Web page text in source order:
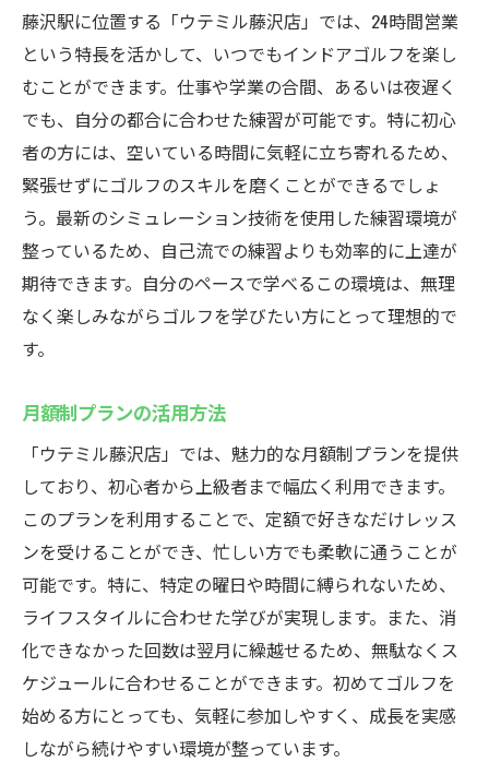
藤沢駅に位置する「ウテミル藤沢店」では、24時間営業
という特長を活かして、いつでもインドアゴルフを楽し
むことができます。仕事や学業の合間、あるいは夜遅く
でも、自分の都合に合わせた練習が可能です。特に初心
者の方には、空いている時間に気軽に立ち寄れるため、
緊張せずにゴルフのスキルを磨くことができるでしょ
う。最新のシミュレーション技術を使用した練習環境が
整っているため、自己流での練習よりも効率的に上達が
期待できます。自分のペースで学べるこの環境は、無理
なく楽しみながらゴルフを学びたい方にとって理想的で
す。
月額制プランの活用方法
「ウテミル藤沢店」では、魅力的な月額制プランを提供
しており、初心者から上級者まで幅広く利用できます。
このプランを利用することで、定額で好きなだけレッス
ンを受けることができ、忙しい方でも柔軟に通うことが
可能です。特に、特定の曜日や時間に縛られないため、
ライフスタイルに合わせた学びが実現します。また、消
化できなかった回数は翌月に繰越せるため、無駄なくス
ケジュールに合わせることができます。初めてゴルフを
始める方にとっても、気軽に参加しやすく、成長を実感
しながら続けやすい環境が整っています。